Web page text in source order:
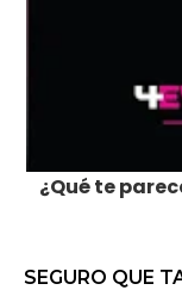
¿Qué te
SEGURO QUE